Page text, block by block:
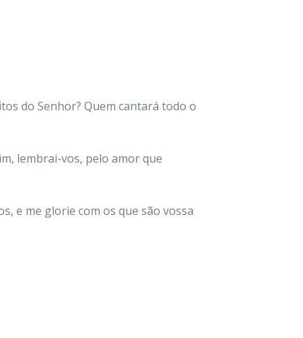
do Senhor? Quem cantará todo o
lembrai-vos, pelo amor que
e me glorie com os que são vossa